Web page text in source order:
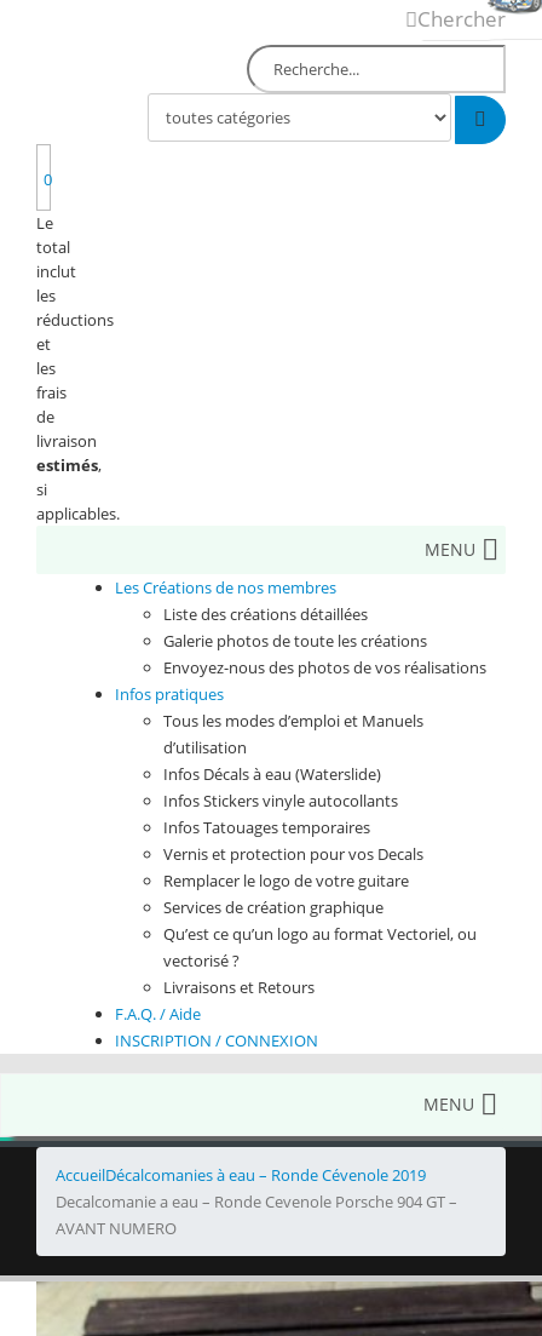
Chercher
0
Le
total
inclut
les
réductions
et
les
frais
de
livraison
estimés,
si
applicables.
MENU
Les Créations de nos membres
Liste des créations détaillées
Galerie photos de toute les créations
Envoyez-nous des photos de vos réalisations
Infos pratiques
Tous les modes d’emploi et Manuels
d’utilisation
Infos Décals à eau (Waterslide)
Infos Stickers vinyle autocollants
Infos Tatouages temporaires
Vernis et protection pour vos Decals
Remplacer le logo de votre guitare
Services de création graphique
Qu’est ce qu’un logo au format Vectoriel, ou
vectorisé ?
Livraisons et Retours
F.A.Q. / Aide
INSCRIPTION / CONNEXION
MENU
AccueilDécalcomanies à eau – Ronde Cévenole 2019
Decalcomanie a eau – Ronde Cevenole Porsche 904 GT –
AVANT NUMERO